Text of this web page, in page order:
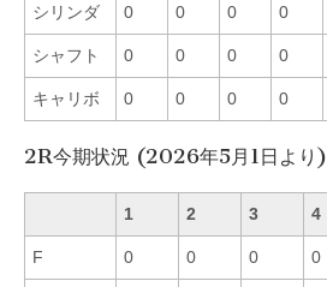
シリンダ 0 0 0 0
シャフト 0 0 0 0
キャリボ 0 0 0 0
2R今期状況 (2026年5月1日より)
1 2 3 4
F 0 0 0 0